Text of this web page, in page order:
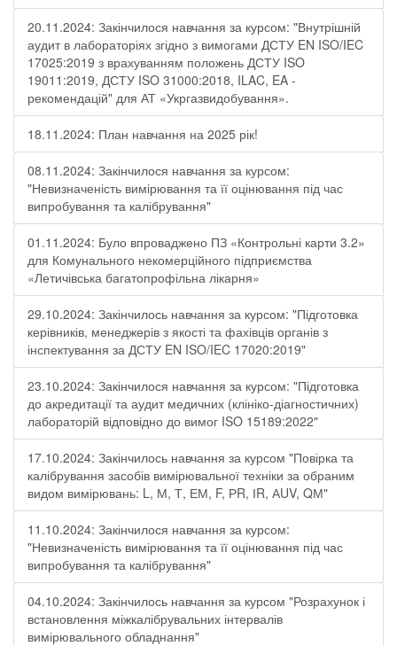
20.11.2024: Закінчилося навчання за курсом: "Внутрішній
аудит в лабораторіях згідно з вимогами ДСТУ EN ISO/IEC
17025:2019 з врахуванням положень ДСТУ ISO
19011:2019, ДСТУ ISO 31000:2018, ILAC, EA -
рекомендацій" для АТ «Укргазвидобування».
18.11.2024: План навчання на 2025 рік!
08.11.2024: Закінчилося навчання за курсом:
"Невизначеність вимірювання та її оцінювання під час
випробування та калібрування"
01.11.2024: Було впроваджено ПЗ «Контрольні карти 3.2»
для Комунального некомерційного підприємства
«Летичівська багатопрофільна лікарня»
29.10.2024: Закінчилось навчання за курсом: "Підготовка
керівників, менеджерів з якості та фахівців органів з
інспектування за ДСТУ EN ISO/IEC 17020:2019"
23.10.2024: Закінчилося навчання за курсом: "Підготовка
до акредитації та аудит медичних (клініко-діагностичних)
лабораторій відповідно до вимог ISO 15189:2022"
17.10.2024: Закінчилось навчання за курсом "Повірка та
калібрування засобів вимірювальної техніки за обраним
видом вимірювань: L, М, Т, ЕМ, F, РR, ІR, АUV, QМ"
11.10.2024: Закінчилося навчання за курсом:
"Невизначеність вимірювання та її оцінювання під час
випробування та калібрування"
04.10.2024: Закінчилось навчання за курсом "Розрахунок і
встановлення міжкалібрувальних інтервалів
вимірювального обладнання"